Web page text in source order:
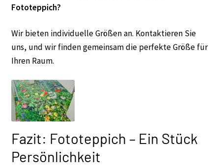
Fototeppich?
Wir bieten individuelle Größen an. Kontaktieren Sie
uns, und wir finden gemeinsam die perfekte Größe für
Ihren Raum.
Fazit: Fototeppich – Ein Stück
Persönlichkeit